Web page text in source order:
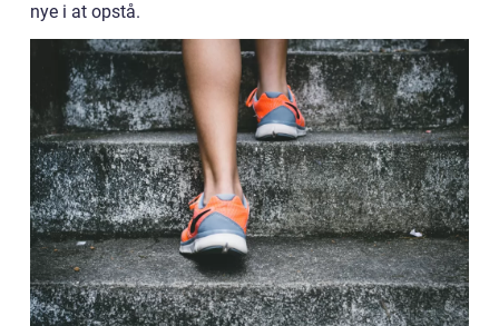
nye i at opstå.